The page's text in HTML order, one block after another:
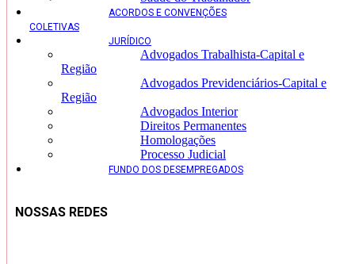
ACORDOS E CONVENÇÕES
COLETIVAS
JURÍDICO
Advogados Trabalhista-Capital e
Região
Advogados Previdenciários-Capital e
Região
Advogados Interior
Direitos Permanentes
Homologações
Processo Judicial
FUNDO DOS DESEMPREGADOS
NOSSAS REDES